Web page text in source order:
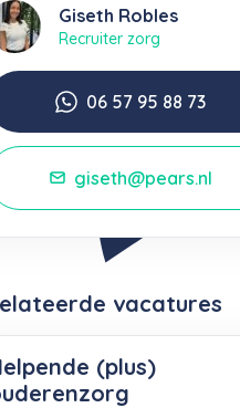
Giseth Robles
Recruiter zorg
06 57 95 88 73
giseth@pears.nl
vacatures
(plus)